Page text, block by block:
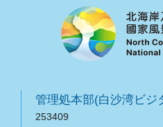
管理処本部(白沙湾ビジ
253409